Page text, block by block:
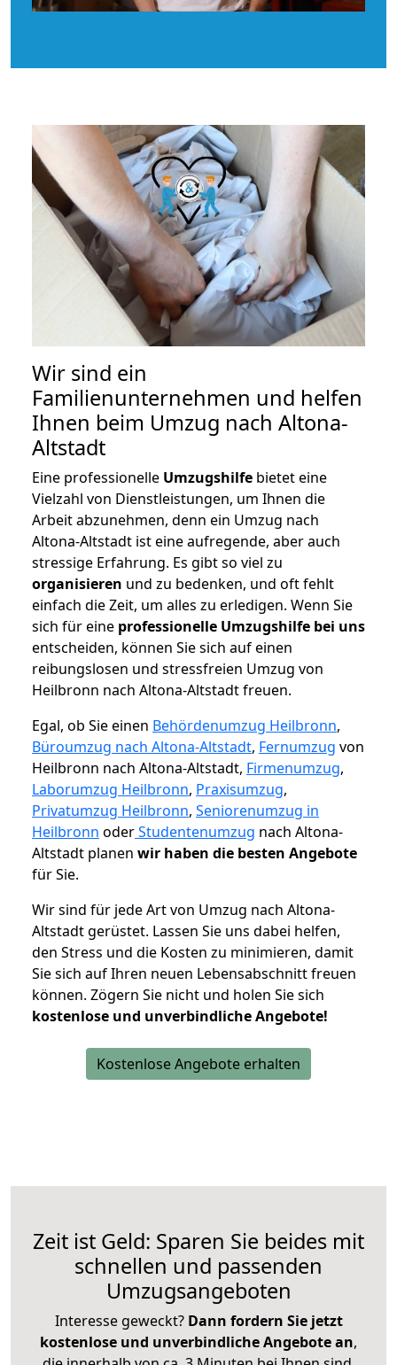
Wir sind ein
Familienunternehmen und helfen
Ihnen beim Umzug nach Altona-
Altstadt
Eine professionelle Umzugshilfe bietet eine
Vielzahl von Dienstleistungen, um Ihnen die
Arbeit abzunehmen, denn ein Umzug nach
Altona-Altstadt ist eine aufregende, aber auch
stressige Erfahrung. Es gibt so viel zu
organisieren und zu bedenken, und oft fehlt
einfach die Zeit, um alles zu erledigen. Wenn Sie
sich für eine professionelle Umzugshilfe bei uns
entscheiden, können Sie sich auf einen
reibungslosen und stressfreien Umzug von
Heilbronn nach Altona-Altstadt freuen.
Egal, ob Sie einen Behördenumzug Heilbronn,
Büroumzug nach Altona-Altstadt, Fernumzug von
Heilbronn nach Altona-Altstadt, Firmenumzug,
Laborumzug Heilbronn, Praxisumzug,
Privatumzug Heilbronn, Seniorenumzug in
Heilbronn oderStudentenumzug nach Altona-
Altstadt planen wir haben die besten Angebote
für Sie.
Wir sind für jede Art von Umzug nach Altona-
Altstadt gerüstet. Lassen Sie uns dabei helfen,
den Stress und die Kosten zu minimieren, damit
Sie sich auf Ihren neuen Lebensabschnitt freuen
können. Zögern Sie nicht und holen Sie sich
kostenlose und unverbindliche Angebote!
Kostenlose Angebote erhalten
Zeit ist Geld: Sparen Sie beides mit
schnellen und passenden
Umzugsangeboten
Interesse geweckt? Dann fordern Sie jetzt
kostenlose und unverbindliche Angebote an,